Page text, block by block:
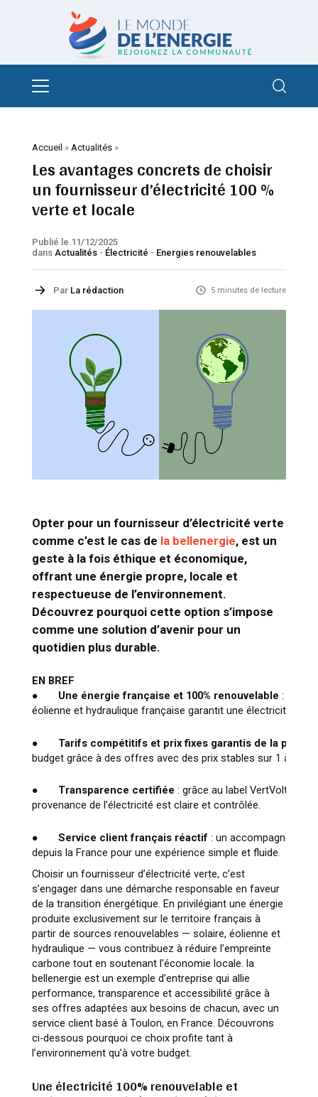
Accueil » Actualités»
Les avantages concrets de choisir
un fournisseur d’électricité 100 %
verte et locale
Publié le 11/12/2025
dans Actualités- Électricité - Energies renouvelables
Par La rédaction 5 minutes de lecture
Opter pour un fournisseur d’électricité verte
comme c’est le cas de la bellenergie, est un
geste à la fois éthique et économique,
offrant une énergie propre, locale et
respectueuse de l’environnement.
Découvrez pourquoi cette option s’impose
comme une solution d’avenir pour un
quotidien plus durable.
EN BREF
● Une énergie française et 100% renouvelable :
éolienne et hydraulique française garantit une électricité
● Tarifs compétitifs et prix fixes garantis de la part
budget grâce à des offres avec des prix stables sur 1 à 3
● Transparence certifiée : grâce au label VertVolt et
provenance de l’électricité est claire et contrôlée.
● Service client français réactif : un
depuis la France pour une expérience simple et fluide.
Choisir un fournisseur d’électricité verte, c’est
s’engager dans une démarche responsable en faveur
de la transition énergétique. En privilégiant une énergie
produite exclusivement sur le territoire français à
partir de sources renouvelables — solaire, éolienne et
hydraulique — vous contribuez à réduire l’empreinte
carbone tout en soutenant l’économie locale. la
bellenergie est un exemple d’entreprise qui allie
performance, transparence et accessibilité grâce à
ses offres adaptées aux besoins de chacun, avec un
service client basé à Toulon, en France. Découvrons
ci-dessous pourquoi ce choix profite tant à
l’environnement qu’à votre budget.
Une électricité 100% renouvelable et